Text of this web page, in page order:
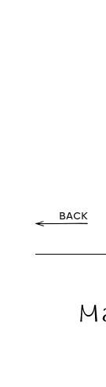
BACK